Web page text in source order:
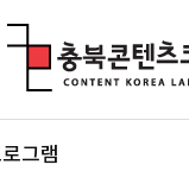
그램